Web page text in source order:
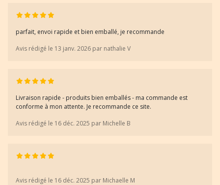
parfait, envoi rapide et bien emballé, je recommande
Avis rédigé le 13 janv. 2026 par nathalie V
Livraison rapide - produits bien emballés - ma commande est
conforme à mon attente. Je recommande ce site.
Avis rédigé le 16 déc. 2025 par Michelle B
Avis rédigé le 16 déc. 2025 par Michaelle M